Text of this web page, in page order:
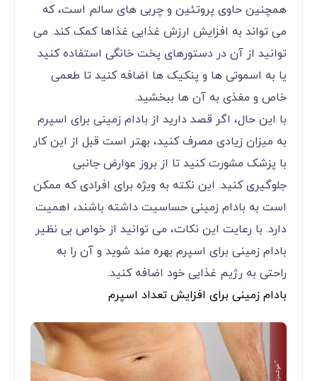
همچنین حاوی پروتئین و چربی‌ های سالم است، که
می‌ تواند به افزایش ارزش غذایی غذاها کمک کند. می‌
توانید از آن در دستورهای پخت خانگی استفاده کنید
یا به اسموتی ‌ها و پنکیک ‌ها اضافه کنید تا طعمی
خاص و مغذی به آن‌ ها ببخشید.
با این حال، اگر قصد دارید از بادام زمینی برای اسپرم
به میزان زیادی مصرف کنید، بهتر است قبل از این کار
با پزشک مشورت کنید تا از بروز عوارض جانبی
جلوگیری کنید. این نکته به ویژه برای افرادی که ممکن
است به بادام زمینی حساسیت داشته باشند، اهمیت
دارد. با رعایت این نکات، می ‌توانید از خواص بی ‌نظیر
بادام زمینی برای اسپرم بهره ‌مند شوید و آن را به
راحتی به رژیم غذایی خود اضافه کنید.
بادام زمینی برای افزایش تعداد اسپرم